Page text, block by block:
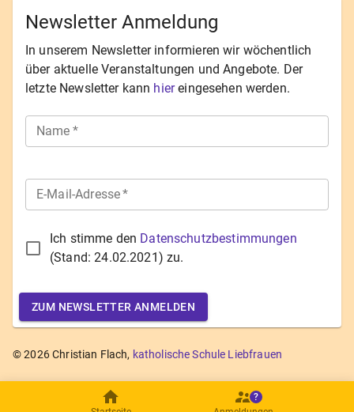
Newsletter Anmeldung
In unserem Newsletter informieren wir wöchentlich
über aktuelle Veranstaltungen und Angebote. Der
letzte Newsletter kann hier eingesehen werden.
Name *
E-Mail-Adresse*
Ich stimme den Datenschutzbestimmungen
(Stand:24.02.2021) zu.
ZUM NEWSLETTER ANMELDEN
©2026Christian Flach, katholische Schule Liebfrauen
?